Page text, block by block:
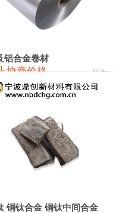
17,500
19,000
18,100
9,700
10,400
12,300 0
铝合金卷材
协商价格 弘达
铜钛合金 铜钛中间合金